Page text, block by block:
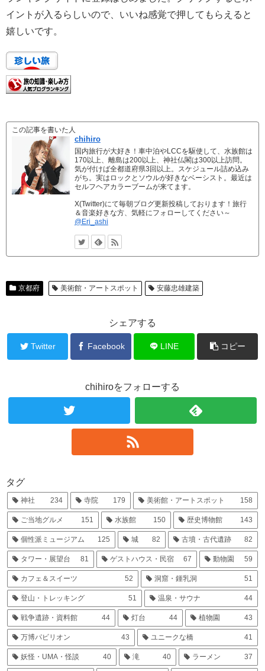
イントが入るらしいので、いいね感覚で押してもらえると
嬉しいです。
この記事を書いた人
chihiro
国内旅行が大好き！車中泊やLCCを駆使して、水族館は
170以上、離島は200以上、神社仏閣は300以上訪問。
気が付けば全都道府県3回以上。スケジュール詰め込み
がち。実はロックとソウルが好きなベーシスト。最近は
セルフヘアカラーブームが来てます。
X(Twitter)にて毎朝ブログ更新投稿しております！旅行
＆音楽好きな方、気軽にフォローしてください～
@Eri_ashi
京都府 美術館・アートスポット 安藤忠雄建築
シェアする
Twitter Facebook LINE コピー
chihiroをフォローする
タグ
神社 234 寺院 179 美術館・アートスポット 158
ご当地グルメ 151 水族館 150 歴史博物館 143
個性派ミュージアム 125 城 82 古墳・古代遺跡 82
タワー・展望台 81 ゲストハウス・民宿 67 動物園 59
カフェ＆スイーツ 52 洞窟・鍾乳洞 51
登山・トレッキング 51 温泉・サウナ 44
戦争遺跡・資料館 44 灯台 44 植物園 43
万博パビリオン 43 ユニークな橋 41
妖怪・UMA・怪談 40 滝 40 ラーメン 37